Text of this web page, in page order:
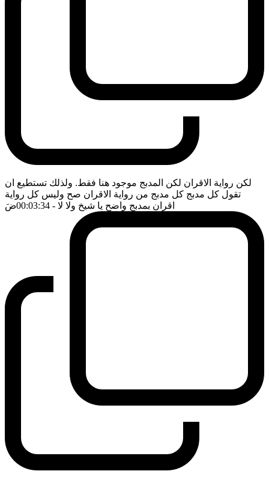
لكن رواية الاقران لكن المدبج موجود هنا فقط. ولذلك تستطيع ان
تقول كل مدبج كل مدبج من رواية الاقران صح وليس كل رواية
اقران بمدبج واضح يا شيخ ولا لا - 00:03:34 ضَ